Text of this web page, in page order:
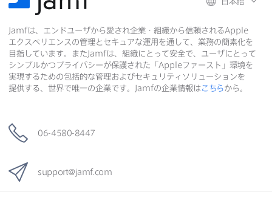
Jamfは、​エンドユーザから​愛され企業・組織から​信頼されるApple
エクスペリエンスの​管理と​セキュアな​運用を​通して、​業務の​簡素化を​
目指しています。​また Jamfは、​組織に​とって​安全で、​ユーザに​とって​
シンプルかつプライバシーが​保護された​「 Appleファースト」環境を​
実現する​ための​包括的な​管理および​セキュリティソリューションを​
提供する、​世界で​唯一の​企業です。
Jamfの​企業情報はこちらから。
06-4580-8447
support@jamf. com